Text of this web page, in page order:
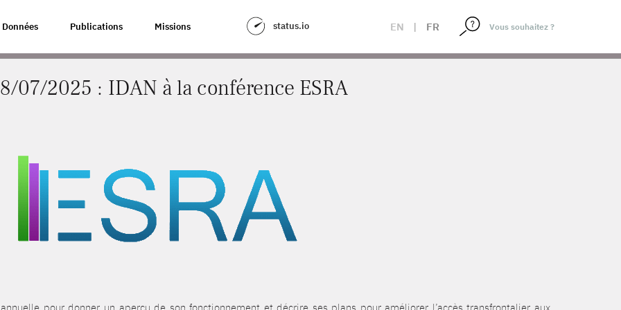
Données Publications Missions status.io EN | FR
ESRA
07/2025 : IDAN à la conférence ESRA